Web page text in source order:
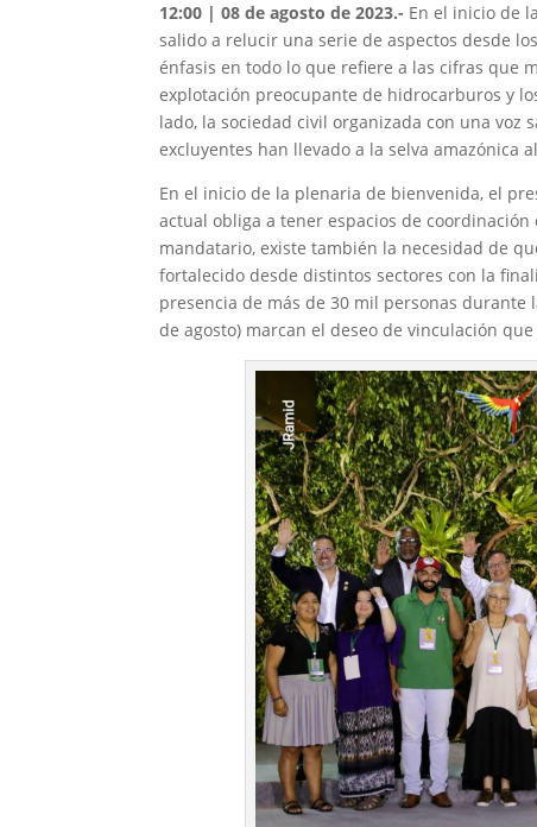
12:00 | 08 de agosto de 2023.- En el inicio de
salido a relucir una serie de aspectos desde
énfasis en todo lo que refiere a las cifras que
explotación preocupante de hidrocarburos y
lado, la sociedad civil organizada con una voz
excluyentes han llevado a la selva amazónica
En el inicio de la plenaria de bienvenida, el
actual obliga a tener espacios de
mandatario, existe también la necesidad de
fortalecido desde distintos sectores con la
presencia de más de 30 mil personas durante
de agosto) marcan el deseo de vinculación